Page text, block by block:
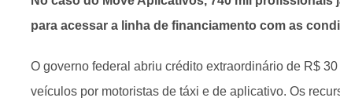
para acessar a linha de financiamento com as
O governo federal abriu crédito extraordinário de R$
veículos por motoristas de táxi e de aplicativo. Os